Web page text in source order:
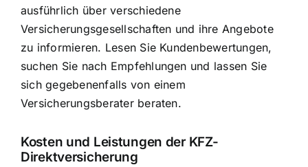
ausführlich über verschiedene
Versicherungsgesellschaften und ihre Angebote
zu informieren. Lesen Sie Kundenbewertungen,
suchen Sie nach Empfehlungen und lassen Sie
sich gegebenenfalls von einem
Versicherungsberater beraten.
Kosten und Leistungen der KFZ-
Direktversicherung